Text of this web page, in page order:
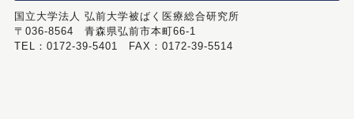
国立大学法人 弘前大学被ばく医療総合研究所
〒036-8564 青森県弘前市本町66-1
TEL：0172-39-5401 FAX：0172-39-5514